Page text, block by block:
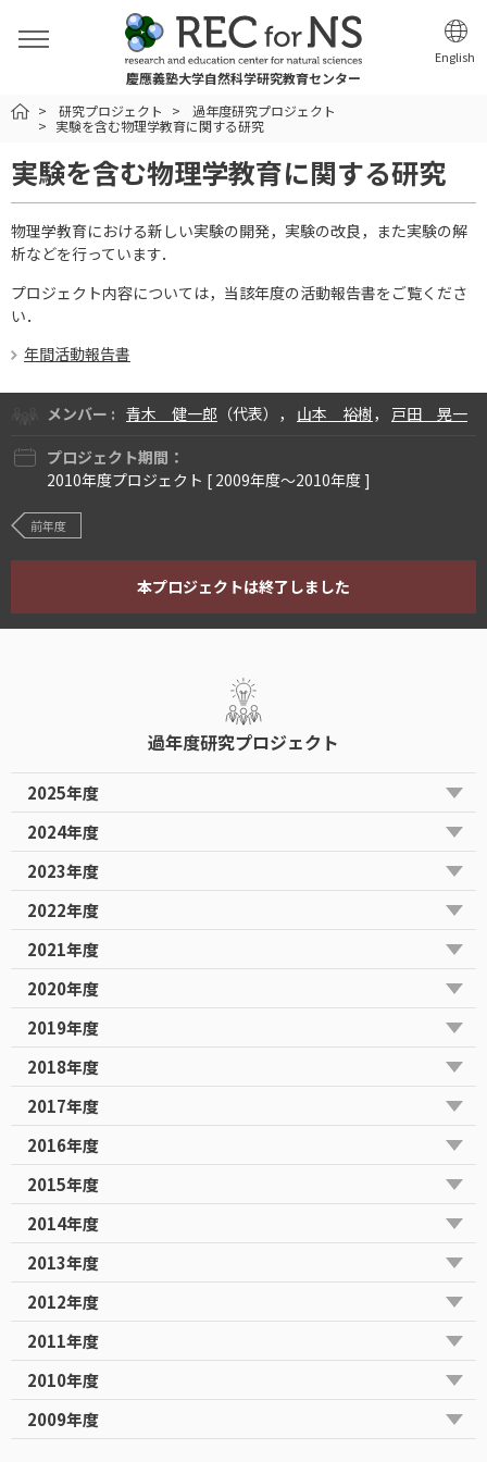
慶應義塾大学自然科学研究教育センター
English
HOME研究プロジェクト
過年度研究プロジェクト
実験を含む物理学教育に関する研究
実験を含む物理学教育に関する研究
物理学教育における新しい実験の開発，実験の改良，また実験の解
析などを行っています．
プロジェクト内容については，当該年度の活動報告書をご覧くださ
い．
年間活動報告書
メンバー : 青木 健一郎 （代表）， 山本 裕樹， 戸田 晃一
プロジェクト期間：
2010年度プロジェクト [ 2009年度〜2010年度 ]
前年度
本プロジェクトは終了しました
過年度研究プロジェクト
2025年度
2024年度
2023年度
2022年度
2021年度
2020年度
2019年度
2018年度
2017年度
2016年度
2015年度
2014年度
2013年度
2012年度
2011年度
2010年度
2009年度